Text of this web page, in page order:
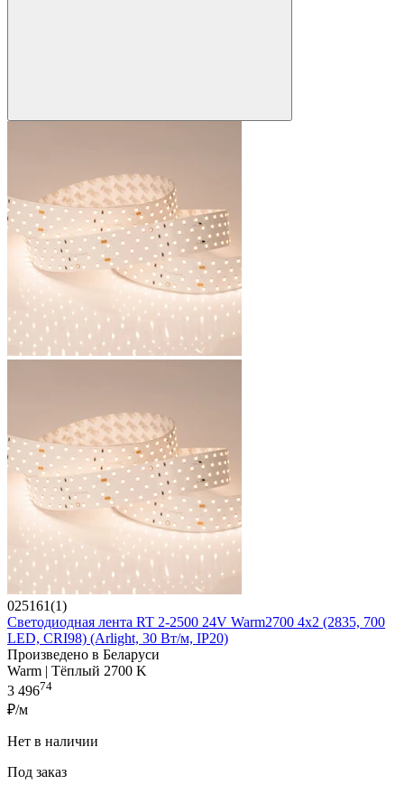
025161(1)
Светодиодная лента RT 2-2500 24V Warm2700 4x2 (2835, 700
LED, CRI98) (Arlight, 30 Вт/м, IP20)
Произведено в Беларуси
Warm | Тёплый 2700 K
3 49674
₽/м
Нет в наличии
Под заказ